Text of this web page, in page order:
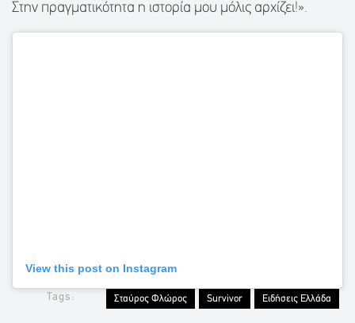
Στην πραγματικότητα η ιστορία μου μόλις αρχίζει!».
View this post on Instagram
Tags: Σταύρος Φλώρος Survivor Ειδήσεις Ελλάδα